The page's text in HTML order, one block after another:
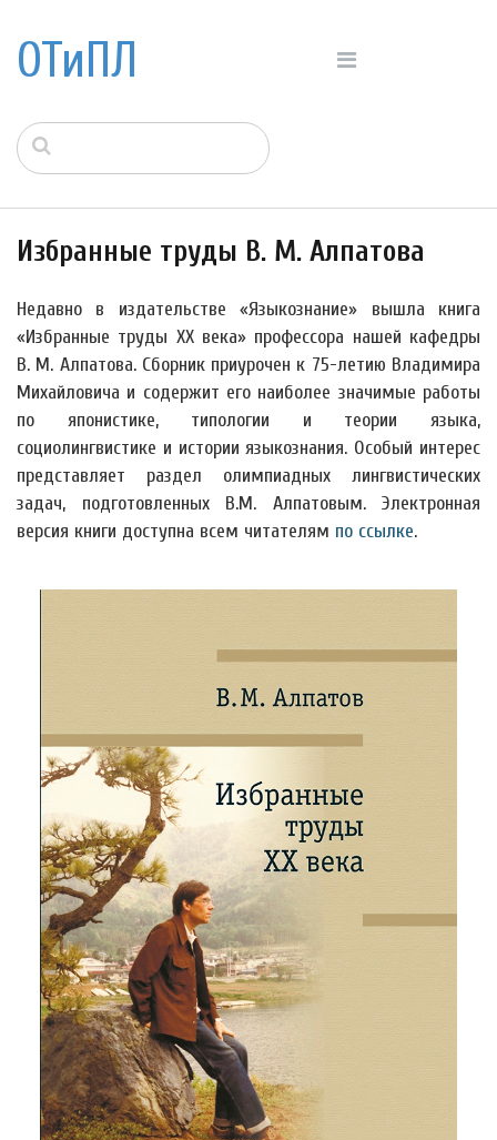
ОТиПЛ
Избранные труды В. М. Алпатова
Недавно в издательстве «Языкознание» вышла книга
«Избранные труды XX века» профессора нашей кафедры
В. М. Алпатова. Сборник приурочен к 75-летию Владимира
Михайловича и содержит его наиболее значимые работы
по японистике, типологии и теории языка,
социолингвистике и истории языкознания. Особый интерес
представляет раздел олимпиадных лингвистических
задач, подготовленных В.М. Алпатовым. Электронная
версия книги доступна всем читателям по ссылке.